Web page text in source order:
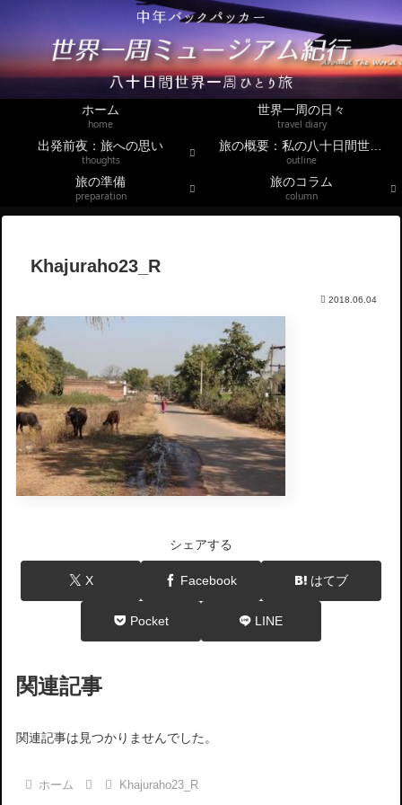
ホーム
home
世界一周の日々
travel diary
出発前夜：旅への思い
thoughts
旅の概要：私の八十日間世界一周
outline
旅の準備
preparation
旅のコラム
column
Khajuraho23_R
2018.06.04
シェアする
X Facebook はてブ
Pocket LINE
関連記事
関連記事は見つかりませんでした。
ホーム Khajuraho23_R